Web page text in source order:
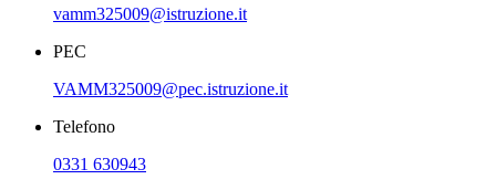
vamm325009@istruzione.it
PEC
VAMM325009@pec.istruzione.it
Telefono
0331 630943